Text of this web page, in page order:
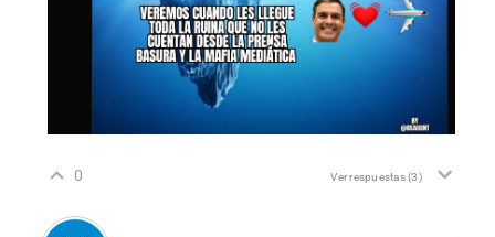
0 Ver respuestas(3)